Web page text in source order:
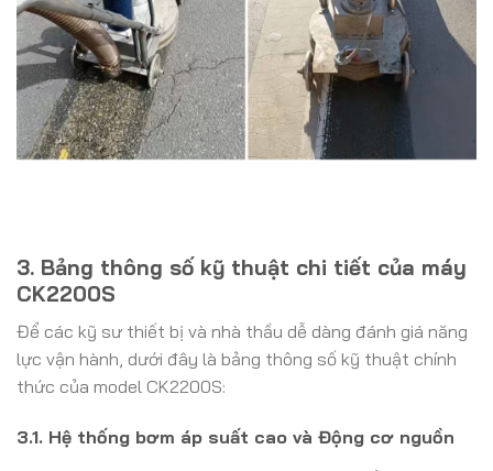
3. Bảng thông số kỹ thuật chi tiết của máy
CK2200S
Để các kỹ sư thiết bị và nhà thầu dễ dàng đánh giá năng
lực vận hành, dưới đây là bảng thông số kỹ thuật chính
thức của model CK2200S:
3.1. Hệ thống bơm áp suất cao và Động cơ nguồn